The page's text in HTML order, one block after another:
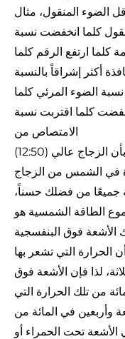
الضوء المنقول، مثال
كلما انخفضت نسبة
كلما ارتفع الرقم كلما
أكثر إشراقاً بالنسبة
الضوء المرئي كلما
كلما اقتربت نسبة
الامتصاص من
(12:50) سيشعرك الزجاج عند اللمس بأن الزجاج عالي
في الشمس من الزجاج
جميعًا من فضلك حسناً،
الطاقة الشمسية هو
الأشعة فوق البنفسجية
الحرارة التي تشعر بها
لذا فإن الأشعة فوق
من تلك الحرارة التي
وأربعين في المائة من
الأشعة تحت الحمراء أو